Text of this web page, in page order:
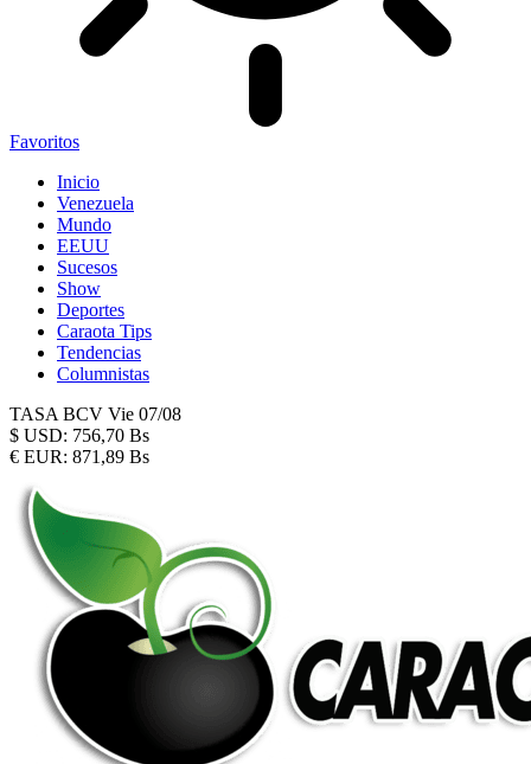
Favoritos
Inicio
Venezuela
Mundo
EEUU
Sucesos
Show
Deportes
Caraota Tips
Tendencias
Columnistas
TASA BCV Vie 07/08
$ USD: 756,70 Bs
€ EUR: 871,89 Bs